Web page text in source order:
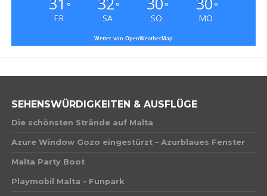
°
FR
°
SA
°
SO
°
MO
Wetter von OpenWeatherMap
SEHENSWÜRDIGKEITEN & AUSFLÜGE
Die schönsten Strände auf Malta
Azure Window Gozo eingestürzt – Azurblaues Fenster
Malta Party Boot
Playmobil Malta – Funpark